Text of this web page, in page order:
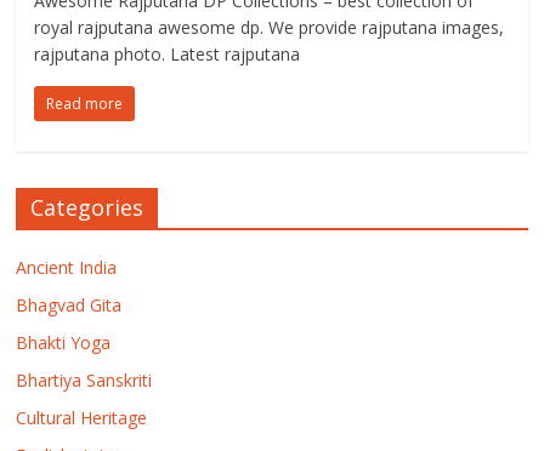
royal rajputana awesome dp. We provide rajputana images,
rajputana photo. Latest rajputana
Read more
Categories
Ancient India
Bhagvad Gita
Bhakti Yoga
Bhartiya Sanskriti
Cultural Heritage